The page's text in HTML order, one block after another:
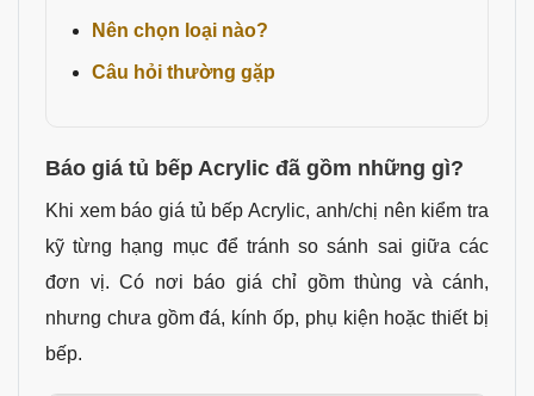
Nên chọn loại nào?
Câu hỏi thường gặp
Báo giá tủ bếp Acrylic đã gồm những gì?
Khi xem báo giá tủ bếp Acrylic, anh/chị nên kiểm tra
kỹ từng hạng mục để tránh so sánh sai giữa các
đơn vị. Có nơi báo giá chỉ gồm thùng và cánh,
nhưng chưa gồm đá, kính ốp, phụ kiện hoặc thiết bị
bếp.